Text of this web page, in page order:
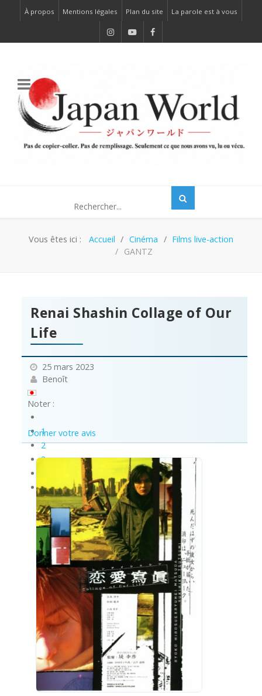
À propos Mentions légales Plan du site La parole est à vous
Vous êtes ici : Accueil Cinéma
Films live-action
GANTZ
Renai Shashin Collage of Our
Life
25 mars 2023
Benoît
Noter :
1
2
3
5
Donner votre avis